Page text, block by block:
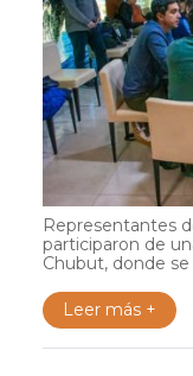
Representantes
participaron de
Chubut, donde se
Leer más +